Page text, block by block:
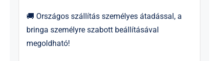
🚚 Országos szállítás személyes átadással, a
bringa személyre szabott beállításával
megoldható!